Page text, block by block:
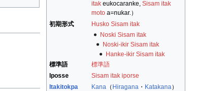
itak eukocaranke, Sisam itak
moto a=nukar.）
初期形式
Husko Sisam itak
Noski Sisam itak
Noski-ikir Sisam itak
Hanke-ikir Sisam itak
標準語
標準語
Iposse
Sisam itak iporse
Itakitokpa
Kana （ Hiragana ・ Katakana ）